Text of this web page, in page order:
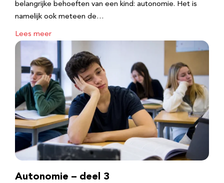
belangrijke behoeften van een kind: autonomie. Het is
namelijk ook meteen de…
Lees meer
Autonomie – deel 3